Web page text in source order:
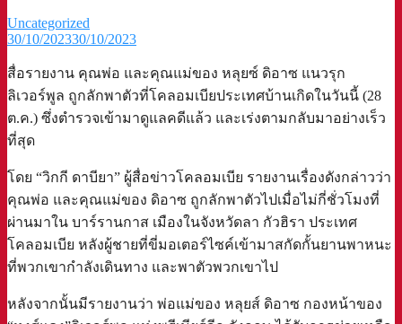
Uncategorized
30/10/202330/10/2023
สื่อรายงาน คุณพ่อ และคุณแม่ของ หลุยซ์ ดิอาซ แนวรุก
ลิเวอร์พูล ถูกลักพาตัวที่โคลอมเบียประเทศบ้านเกิดในวันนี้ (28
ต.ค.) ซึ่งตำรวจเข้ามาดูแลคดีแล้ว และเร่งตามกลับมาอย่างเร็ว
ที่สุด
โดย “วิกกี ดาบียา” ผู้สื่อข่าวโคลอมเบีย รายงานเรื่องดังกล่าวว่า
คุณพ่อ และคุณแม่ของ ดิอาซ ถูกลักพาตัวไปเมื่อไม่กี่ชั่วโมงที่
ผ่านมาใน บาร์รานกาส เมืองในจังหวัดลา กัวฮิรา ประเทศ
โคลอมเบีย หลังผู้ชายที่ขี่มอเตอร์ไซค์เข้ามาสกัดกั้นยานพาหนะ
ที่พวกเขากำลังเดินทาง และพาตัวพวกเขาไป
หลังจากนั้นมีรายงานว่า พ่อแม่ของ หลุยส์ ดิอาซ กองหน้าของ